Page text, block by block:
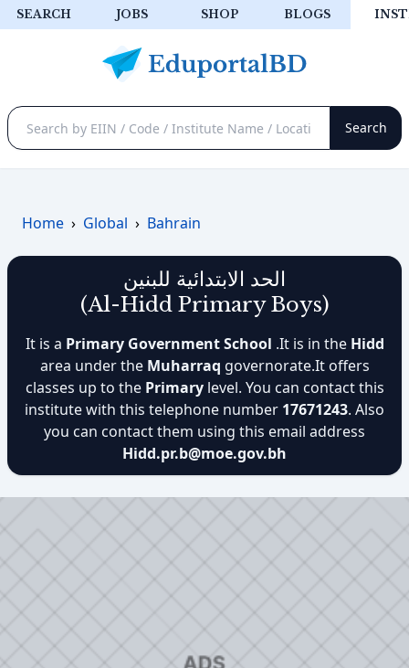
SEARCH JOBS SHOP BLOGS
Home › Global › Bahrain
الحد الابتدائية للبنين
(Al-Hidd Primary Boys)
It is a Primary Government School .It is in the Hidd
area under the Muharraq governorate.It offers
classes up to the Primarylevel. You can contact this
institute with this telephone number 17671243. Also
you can contact them using this email address
Hidd.pr.b@moe.gov.bh